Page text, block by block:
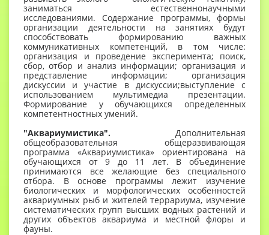
заниматься естественнонаучными
исследованиями. Содержание программы, формы
организации деятельности на занятиях будут
способствовать формированию важных
коммуникативных компетенций, в том числе:
организация и проведение эксперимента; поиск,
сбор, отбор и анализ информации; организация и
представление информации; организация
дискуссии и участие в дискуссии;выступление с
использованием мультимедиа презентации.
Формирование у обучающихся определенных
компетентностных умений.
"Аквариумистика". Дополнительная
общеобразовательная общеразвивающая
программа «Аквариумистика» ориентирована на
обучающихся от 9 до 11 лет. В объединение
принимаются все желающие без специального
отбора. В основе программы лежит изучение
биологических и морфологических особенностей
аквариумных рыб и жителей террариума, изучение
систематических групп высших водных растений и
других объектов аквариума и местной флоры и
фауны.